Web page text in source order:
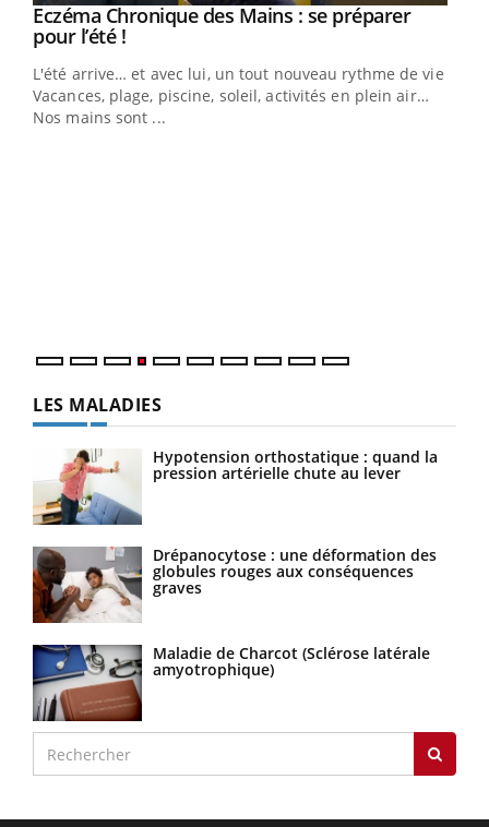
Youtube
Eczéma Chronique des Mains : se préparer
pour l’été !Youtube
L'été arrive… et avec lui, un tout nouveau rythme de vie !
Vacances, plage, piscine, soleil, activités en plein air…
Nos mains sont ...
LES MALADIES
Hypotension orthostatique : quand la
pression artérielle chute au lever
Drépanocytose : une déformation des
globules rouges aux conséquences
graves
Maladie de Charcot (Sclérose latérale
amyotrophique)